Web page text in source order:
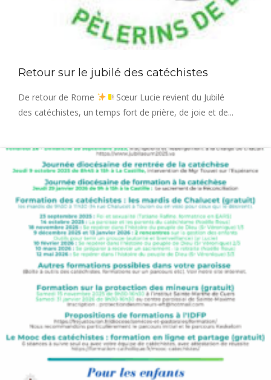
Retour sur le jubilé des catéchistes
De retour de Rome
Sœur Lucie revient du Jubilé
des catéchistes, un temps fort de prière, de joie et de...